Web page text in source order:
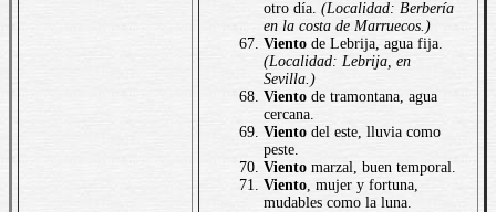
otro día. (Localidad: Berbería
en la costa de Marruecos.)
Viento de Lebrija, agua fija.
(Localidad: Lebrija, en
Sevilla.)
Viento de tramontana, agua
cercana.
Viento del este, lluvia como
peste.
Viento marzal, buen temporal.
Viento, mujer y fortuna,
mudables como la luna.